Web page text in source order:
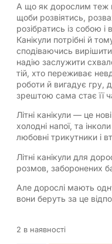
А що як дорослим теж
щоби розвіятись,
розібратись із собою
Канікули потрібні й
сподіваючись
надію заслужити
тій, хто переживає
роботи й вигадує гру,
зрештою сама стає її
Літні канікули — це
холодні напої, та
любовні трикутники і
Літні канікули для
розмов, заборонених
Але дорослі мають
вони беруть за це
2 в наявності